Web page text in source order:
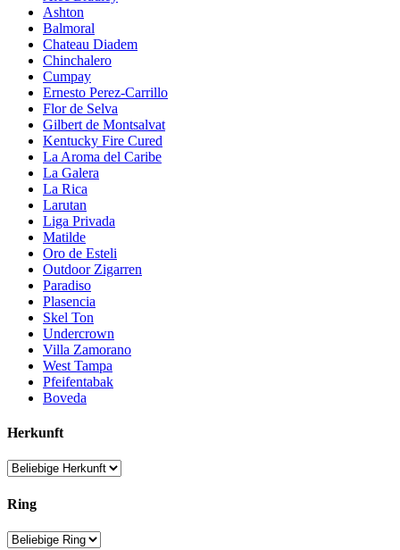
Ashton
Balmoral
Chateau Diadem
Chinchalero
Cumpay
Ernesto Perez-Carrillo
Flor de Selva
Gilbert de Montsalvat
Kentucky Fire Cured
La Aroma del Caribe
La Galera
La Rica
Larutan
Liga Privada
Matilde
Oro de Esteli
Outdoor Zigarren
Paradiso
Plasencia
Skel Ton
Undercrown
Villa Zamorano
West Tampa
Pfeifentabak
Boveda
Herkunft
Ring